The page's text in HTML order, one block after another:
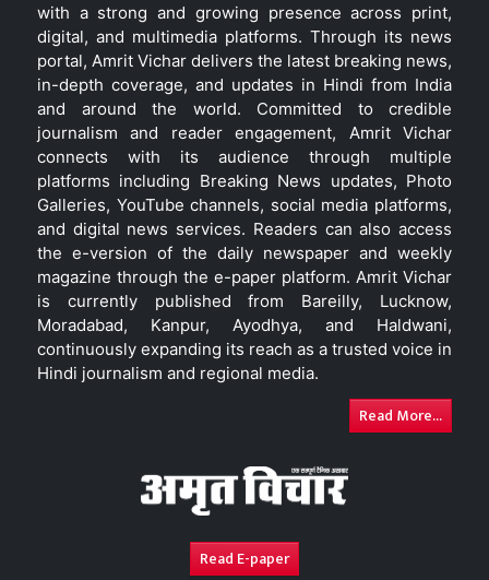
with a strong and growing presence across print,
digital, and multimedia platforms. Through its news
portal, Amrit Vichar delivers the latest breaking news,
in-depth coverage, and updates in Hindi from India
and around the world. Committed to credible
journalism and reader engagement, Amrit Vichar
connects with its audience through multiple
platforms including Breaking News updates, Photo
Galleries, YouTube channels, social media platforms,
and digital news services. Readers can also access
the e-version of the daily newspaper and weekly
magazine through the e-paper platform. Amrit Vichar
is currently published from Bareilly, Lucknow,
Moradabad, Kanpur, Ayodhya, and Haldwani,
continuously expanding its reach as a trusted voice in
Hindi journalism and regional media.
Read More...
Read E-paper